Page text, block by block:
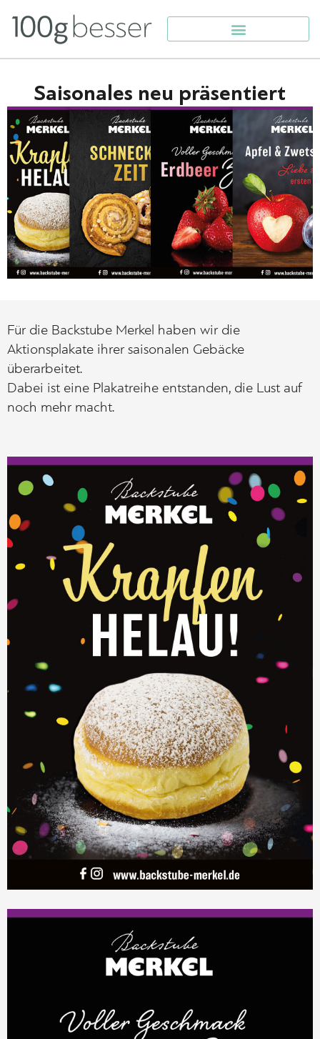
Saisonales neu präsentiert
Für die Backstube Merkel haben wir die
Aktionsplakate ihrer saisonalen Gebäcke
überarbeitet.
Dabei ist eine Plakatreihe entstanden, die Lust auf
noch mehr macht.